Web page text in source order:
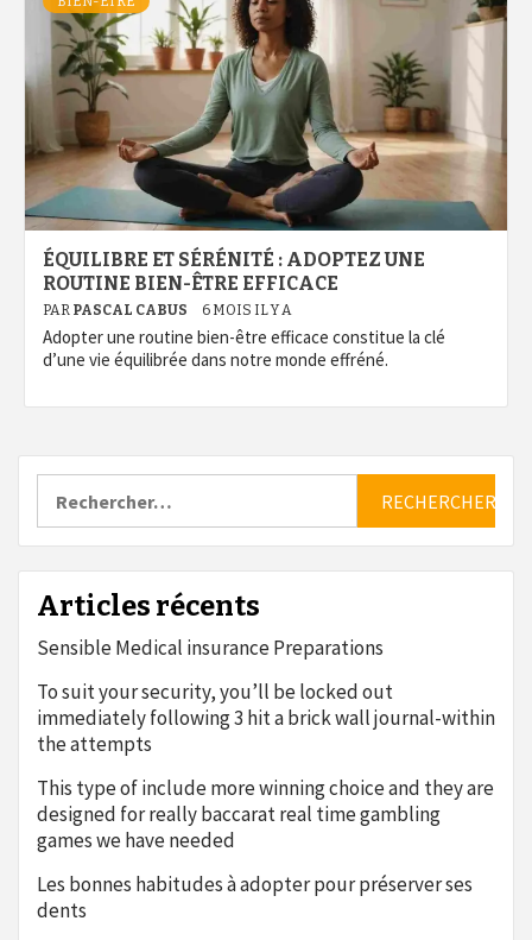
ÉQUILIBRE ET SÉRÉNITÉ : ADOPTEZ UNE
ROUTINE BIEN-ÊTRE EFFICACE
PAR PASCAL CABUS 6 MOIS IL Y A
Adopter une routine bien-être efficace constitue la clé
d’une vie équilibrée dans notre monde effréné.
Articles récents
Sensible Medical insurance Preparations
To suit your security, you’ll be locked out
immediately following 3 hit a brick wall journal-within
the attempts
This type of include more winning choice and they are
designed for really baccarat real time gambling
games we have needed
Les bonnes habitudes à adopter pour préserver ses
dents